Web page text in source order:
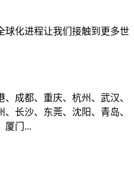
球化进程让我们接触到更多世
成都、重庆、杭州、武汉、
长沙、东莞、沈阳、青岛、
厦门...